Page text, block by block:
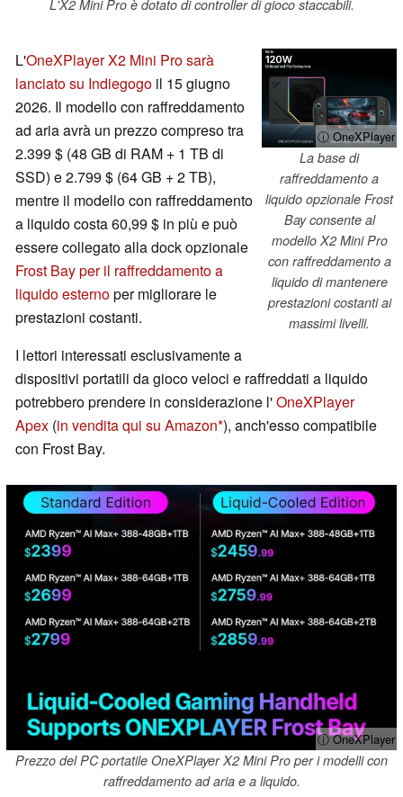
L'X2 Mini Pro è dotato di controller di gioco staccabili.
ⓘ OneXPlayer
La base di
raffreddamento a
liquido opzionale Frost
Bay consente al
modello X2 Mini Pro
con raffreddamento a
liquido di mantenere
prestazioni costanti ai
massimi livelli.
L'OneXPlayer X2 Mini Pro sarà
lanciato su Indiegogo il 15 giugno
2026. Il modello con raffreddamento
ad aria avrà un prezzo compreso tra
2.399 $ (48 GB di RAM + 1 TB di
SSD) e 2.799 $ (64 GB + 2 TB),
mentre il modello con raffreddamento
a liquido costa 60,99 $ in più e può
essere collegato alla dock opzionale
Frost Bay per il raffreddamento a
liquido esternoper migliorare le
prestazioni costanti.
I lettori interessati esclusivamente a
dispositivi portatili da gioco veloci e raffreddati a liquido
potrebbero prendere in considerazione l'OneXPlayer
Apex (in vendita qui su Amazon ), anch'esso compatibile
con Frost Bay.
ⓘ OneXPlayer
Prezzo del PC portatile OneXPlayer X2 Mini Pro per i modelli con
raffreddamento ad aria e a liquido.